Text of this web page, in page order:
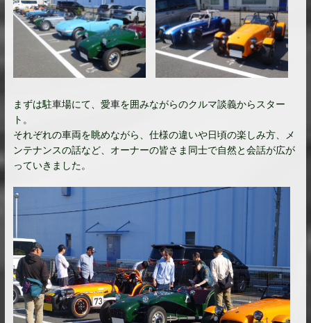
まずは駐車場にて、愛車を囲みながらのクルマ談義からスター
ト。
それぞれの車両を眺めながら、仕様の違いや日頃の楽しみ方、メ
ンテナンスの話など、オーナーの皆さま同士で自然と会話が広が
っていきました。